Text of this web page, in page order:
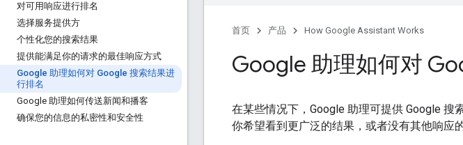
对可用响应进行排名
选择服务提供方
个性化您的搜索结果
提供能满足你的请求的最佳响应方式
Google 助理如何对 Google 搜索结果进
行排名
Google 助理如何传送新闻和播客
确保您的信息的私密性和安全性
首页 产品 How Google Assistant Works
Google 助理如何对
在某些情况下，Google 助理可提供 Google 搜
你希望看到更广泛的结果，或者没有其他响应